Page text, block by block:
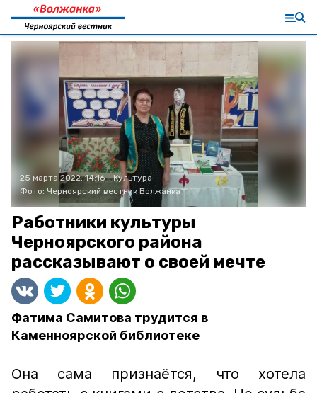
25 марта 2022, 14:16
Культура
Фото: Черноярский вестник Волжанка
Работники культуры
Черноярского района
рассказывают о своей мечте
Фатима Самитова трудится в
Каменноярской библиотеке
Она сама признаётся, что хотела